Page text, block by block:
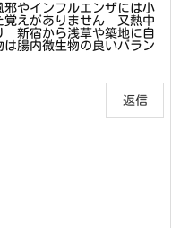
やインフルエンザには小
覚えがありません 又熱中
新宿から浅草や築地に自
腸内微生物の良いバラン
返信